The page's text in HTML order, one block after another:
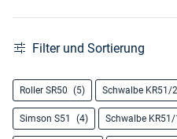
Filter und Sortierung
Roller SR50 (5) Schwalbe KR51/2
Simson S51 (4) Schwalbe KR51/1